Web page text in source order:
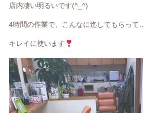
店内凄い明るいです(^_^)
4時間の作業で、こんなに迄してもらって…
キレイに使います